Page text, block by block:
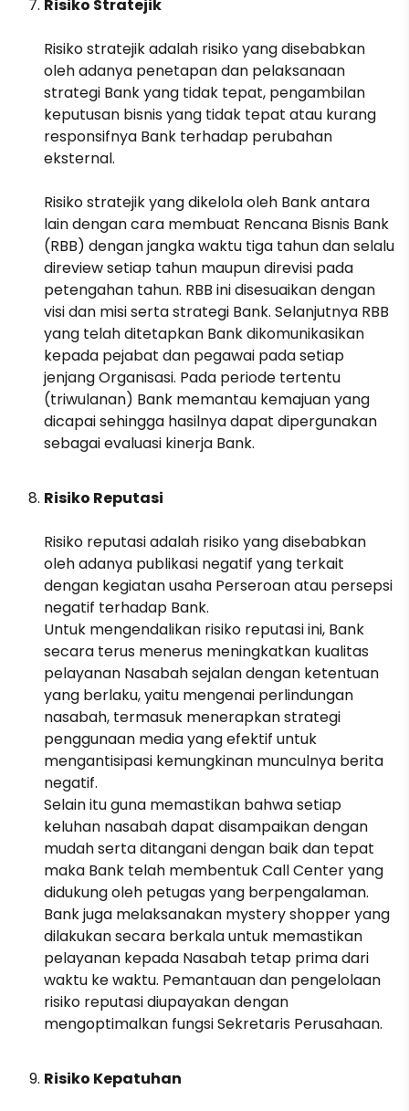
Risiko Stratejik
Risiko stratejik adalah risiko yang disebabkan
oleh adanya penetapan dan pelaksanaan
strategi Bank yang tidak tepat, pengambilan
keputusan bisnis yang tidak tepat atau kurang
responsifnya Bank terhadap perubahan
eksternal.
Risiko stratejik yang dikelola oleh Bank antara
lain dengan cara membuat Rencana Bisnis Bank
(RBB) dengan jangka waktu tiga tahun dan selalu
direview setiap tahun maupun direvisi pada
petengahan tahun. RBB ini disesuaikan dengan
visi dan misi serta strategi Bank. Selanjutnya RBB
yang telah ditetapkan Bank dikomunikasikan
kepada pejabat dan pegawai pada setiap
jenjang Organisasi. Pada periode tertentu
(triwulanan) Bank memantau kemajuan yang
dicapai sehingga hasilnya dapat dipergunakan
sebagai evaluasi kinerja Bank.
Risiko Reputasi
Risiko reputasi adalah risiko yang disebabkan
oleh adanya publikasi negatif yang terkait
dengan kegiatan usaha Perseroan atau persepsi
negatif terhadap Bank.
Untuk mengendalikan risiko reputasi ini, Bank
secara terus menerus meningkatkan kualitas
pelayanan Nasabah sejalan dengan ketentuan
yang berlaku, yaitu mengenai perlindungan
nasabah, termasuk menerapkan strategi
penggunaan media yang efektif untuk
mengantisipasi kemungkinan munculnya berita
negatif.
Selain itu guna memastikan bahwa setiap
keluhan nasabah dapat disampaikan dengan
mudah serta ditangani dengan baik dan tepat
maka Bank telah membentuk Call Center yang
didukung oleh petugas yang berpengalaman.
Bank juga melaksanakan mystery shopper yang
dilakukan secara berkala untuk memastikan
pelayanan kepada Nasabah tetap prima dari
waktu ke waktu. Pemantauan dan pengelolaan
risiko reputasi diupayakan dengan
mengoptimalkan fungsi Sekretaris Perusahaan.
Risiko Kepatuhan